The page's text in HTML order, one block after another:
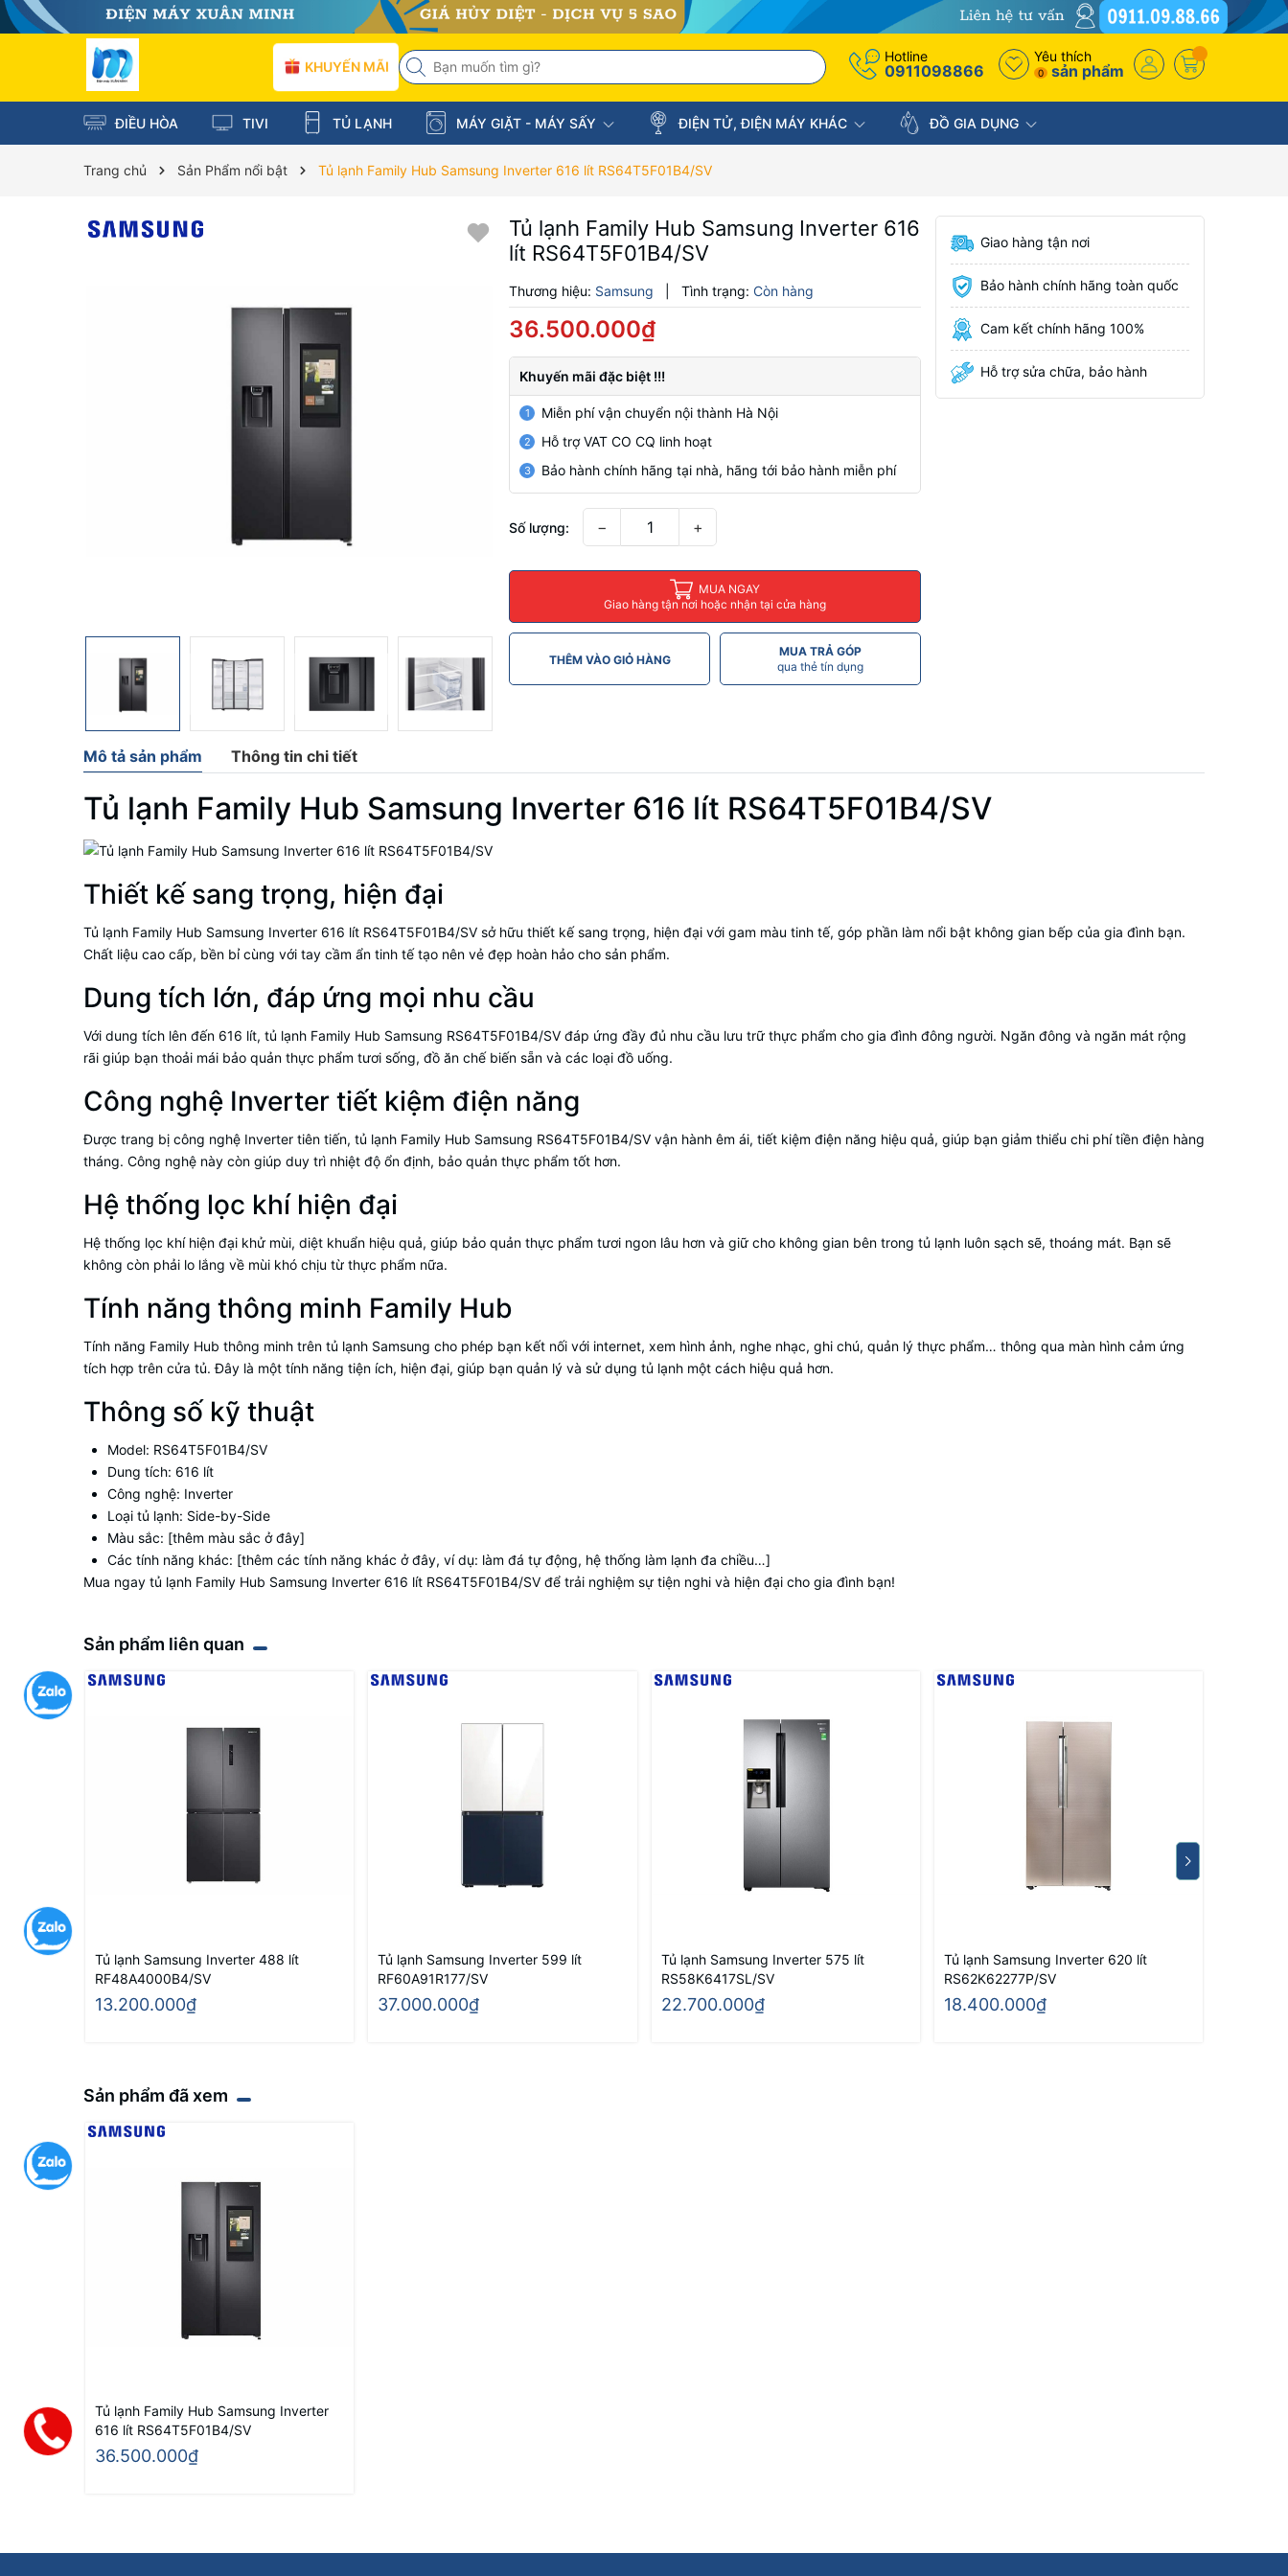
KHUYẾN MÃI
Hotline
0911098866
Yêu thích
0 sản phẩm
ĐIỀU HÒA TIVI TỦ LẠNH MÁY GIẶT - MÁY SẤY ĐIỆN TỬ, ĐIỆN MÁY KHÁC ĐỒ GIA DỤNG
Trang chủ Sản Phẩm nổi bật Tủ lạnh Family Hub Samsung Inverter 616 lít RS64T5F01B4/SV
Tủ lạnh Family Hub Samsung Inverter 616
lít RS64T5F01B4/SV
Thương hiệu: Samsung Tình trạng: Còn hàng
36.500.000₫
Khuyến mãi đặc biệt !!!
1 Miễn phí vận chuyển nội thành Hà Nội
2 Hỗ trợ VAT CO CQ linh hoạt
3 Bảo hành chính hãng tại nhà, hãng tới bảo hành miễn phí
Số lượng: − +
MUA NGAY
Giao hàng tận nơi hoặc nhận tại cửa hàng
THÊM VÀO GIỎ HÀNG
MUA TRẢ GÓP
qua thẻ tín dụng
Giao hàng tận nơi
Bảo hành chính hãng toàn quốc
Cam kết chính hãng 100%
Hỗ trợ sửa chữa, bảo hành
Mô tả sản phẩm Thông tin chi tiết
Tủ lạnh Family Hub Samsung Inverter 616 lít RS64T5F01B4/SV
Thiết kế sang trọng, hiện đại
Tủ lạnh Family Hub Samsung Inverter 616 lít RS64T5F01B4/SV sở hữu thiết kế sang trọng, hiện đại với gam màu tinh tế, góp phần làm nổi bật không gian bếp của gia đình bạn.
Chất liệu cao cấp, bền bỉ cùng với tay cầm ẩn tinh tế tạo nên vẻ đẹp hoàn hảo cho sản phẩm.
Dung tích lớn, đáp ứng mọi nhu cầu
Với dung tích lên đến 616 lít, tủ lạnh Family Hub Samsung RS64T5F01B4/SV đáp ứng đầy đủ nhu cầu lưu trữ thực phẩm cho gia đình đông người. Ngăn đông và ngăn mát rộng
rãi giúp bạn thoải mái bảo quản thực phẩm tươi sống, đồ ăn chế biến sẵn và các loại đồ uống.
Công nghệ Inverter tiết kiệm điện năng
Được trang bị công nghệ Inverter tiên tiến, tủ lạnh Family Hub Samsung RS64T5F01B4/SV vận hành êm ái, tiết kiệm điện năng hiệu quả, giúp bạn giảm thiểu chi phí tiền điện hàng
tháng. Công nghệ này còn giúp duy trì nhiệt độ ổn định, bảo quản thực phẩm tốt hơn.
Hệ thống lọc khí hiện đại
Hệ thống lọc khí hiện đại khử mùi, diệt khuẩn hiệu quả, giúp bảo quản thực phẩm tươi ngon lâu hơn và giữ cho không gian bên trong tủ lạnh luôn sạch sẽ, thoáng mát. Bạn sẽ
không còn phải lo lắng về mùi khó chịu từ thực phẩm nữa.
Tính năng thông minh Family Hub
Tính năng Family Hub thông minh trên tủ lạnh Samsung cho phép bạn kết nối với internet, xem hình ảnh, nghe nhạc, ghi chú, quản lý thực phẩm… thông qua màn hình cảm ứng
tích hợp trên cửa tủ. Đây là một tính năng tiện ích, hiện đại, giúp bạn quản lý và sử dụng tủ lạnh một cách hiệu quả hơn.
Thông số kỹ thuật
Model: RS64T5F01B4/SV
Dung tích: 616 lít
Công nghệ: Inverter
Loại tủ lạnh: Side-by-Side
Màu sắc: [thêm màu sắc ở đây]
Các tính năng khác: [thêm các tính năng khác ở đây, ví dụ: làm đá tự động, hệ thống làm lạnh đa chiều…]
Mua ngay tủ lạnh Family Hub Samsung Inverter 616 lít RS64T5F01B4/SV để trải nghiệm sự tiện nghi và hiện đại cho gia đình bạn!
Sản phẩm liên quan
Tủ lạnh Samsung Inverter 488 lít
RF48A4000B4/SV
13.200.000₫
Tủ lạnh Samsung Inverter 599 lít
RF60A91R177/SV
37.000.000₫
Tủ lạnh Samsung Inverter 575 lít
RS58K6417SL/SV
22.700.000₫
Tủ lạnh Samsung Inverter 620 lít
RS62K62277P/SV
18.400.000₫
Sản phẩm đã xem
Tủ lạnh Family Hub Samsung Inverter
616 lít RS64T5F01B4/SV
36.500.000₫